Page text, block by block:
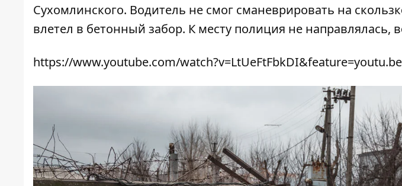
Сухомлинского. Водитель не смог сманеврировать на
влетел в бетонный забор. К месту полиция не направлялась,
https://www.youtube.com/watch?v=LtUeFtFbkDI&feature=youtu.be